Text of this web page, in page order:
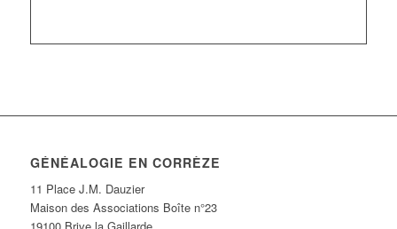
GÉNÉALOGIE EN CORRÈZE
11 Place J.M. Dauzier
Maison des Associations Boîte n°23